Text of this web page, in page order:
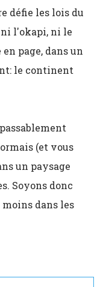
défie les lois du
ni l'okapi, ni le
page, dans un
le continent
(et vous
un paysage
Soyons donc
moins dans les